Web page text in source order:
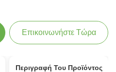
Επικοινωνήστε Τώρα
Περιγραφή Του Προϊόντος